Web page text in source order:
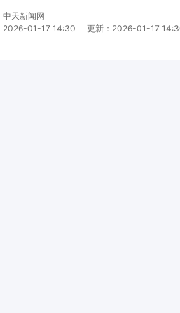
中天新闻网
2026-01-17 14:30 更新： 2026-01-17